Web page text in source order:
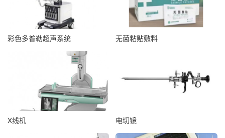
彩色多普勒超声系统 无菌粘贴敷料
X线机 电切镜